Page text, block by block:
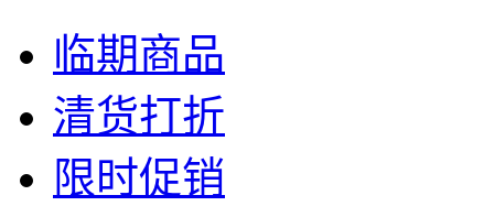
临期商品
清货打折
限时促销